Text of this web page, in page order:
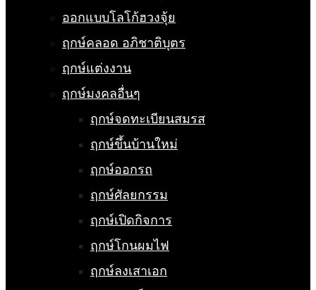
ออกแบบโลโก้ฮวงจุ้ย
ฤกษ์คลอด อภิชาติบุตร
ฤกษ์แต่งงาน
ฤกษ์มงคลอื่นๆ
ฤกษ์จดทะเบียนสมรส
ฤกษ์ขึ้นบ้านใหม่
ฤกษ์ออกรถ
ฤกษ์ศัลยกรรม
ฤกษ์เปิดกิจการ
ฤกษ์โกนผมไฟ
ฤกษ์ลงเสาเอก